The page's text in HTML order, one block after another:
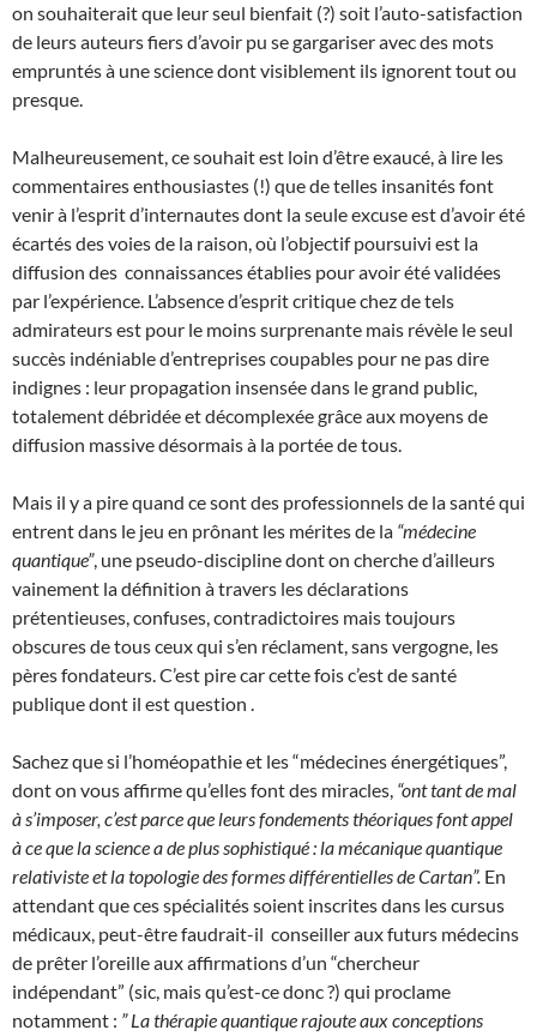
on souhaiterait que leur seul bienfait (?) soit l’auto-satisfaction
de leurs auteurs fiers d’avoir pu se gargariser avec des mots
empruntés à une science dont visiblement ils ignorent tout ou
presque.
Malheureusement, ce souhait est loin d’être exaucé, à lire les
commentaires enthousiastes (!) que de telles insanités font
venir à l’esprit d’internautes dont la seule excuse est d’avoir été
écartés des voies de la raison, où l’objectif poursuivi est la
diffusion des connaissances établies pour avoir été validées
par l’expérience. L’absence d’esprit critique chez de tels
admirateurs est pour le moins surprenante mais révèle le seul
succès indéniable d’entreprises coupables pour ne pas dire
indignes : leur propagation insensée dans le grand public,
totalement débridée et décomplexée grâce aux moyens de
diffusion massive désormais à la portée de tous.
Mais il y a pire quand ce sont des professionnels de la santé qui
entrent dans le jeu en prônant les mérites de la “médecine
quantique”, une pseudo-discipline dont on cherche d’ailleurs
vainement la définition à travers les déclarations
prétentieuses, confuses, contradictoires mais toujours
obscures de tous ceux qui s’en réclament, sans vergogne, les
pères fondateurs. C’est pire car cette fois c’est de santé
publique dont il est question .
Sachez que si l’homéopathie et les “médecines énergétiques”,
dont on vous affirme qu’elles font des miracles, “ont tant de mal
à s’imposer, c’est parce que leurs fondements théoriques font appel
à ce que la science a de plus sophistiqué : la mécanique quantique
relativiste et la topologie des formes différentielles de Cartan”. En
attendant que ces spécialités soient inscrites dans les cursus
médicaux, peut-être faudrait-il conseiller aux futurs médecins
de prêter l’oreille aux affirmations d’un “chercheur
indépendant” (sic, mais qu’est-ce donc ?) qui proclame
notamment : ” La thérapie quantique rajoute aux conceptions